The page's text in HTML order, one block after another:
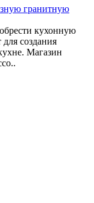
гранитную
кухонную
создания
Магазин